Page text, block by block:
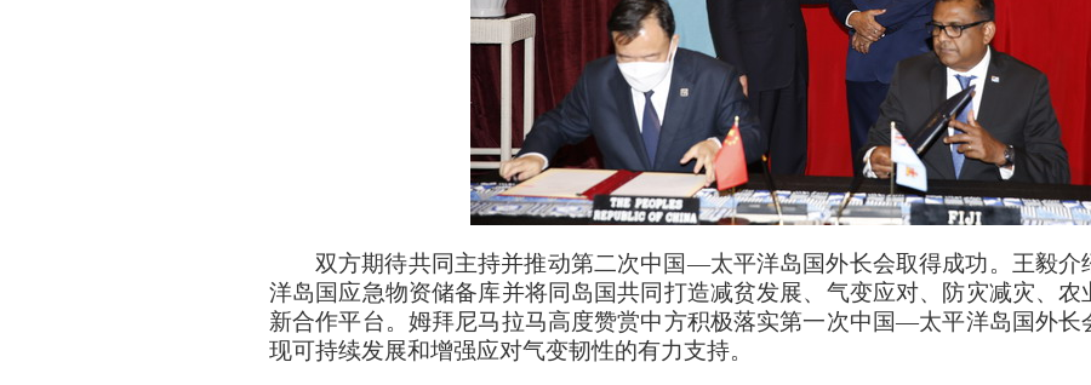
双方期待共同主持并推动第二次中国—太平洋岛国外长会取得成功。王毅
洋岛国应急物资储备库并将同岛国共同打造减贫发展、气变应对、防灾减灾、
新合作平台。姆拜尼马拉马高度赞赏中方积极落实第一次中国—太平洋岛国外长
现可持续发展和增强应对气变韧性的有力支持。